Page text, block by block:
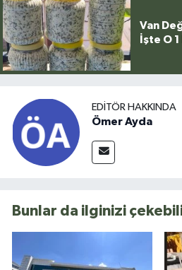
Van
İşte O
EDITÖR HAKKINDA
Ömer Ayda
Bunlar da ilginizi